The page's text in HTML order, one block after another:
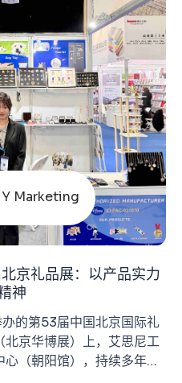
Marketing
京礼品展：以产品实力
神
的第53届中国北京国际礼
京华博展）上，艾思尼工
（朝阳馆），持续多年参